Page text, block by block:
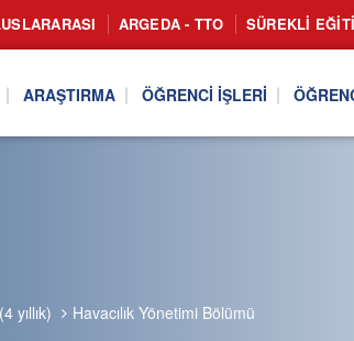
ARGEDA - TTO SÜREKLI
ARAŞTIRMA ÖĞRENCI İŞLERI
yıllık) Havacılık Yönetimi Bölümü